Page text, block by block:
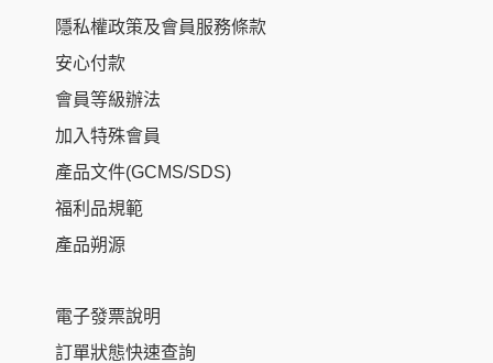
隱私權政策及會員服務條款
安心付款
會員等級辦法
加入特殊會員
產品文件(GCMS/SDS)
福利品規範
產品朔源
電子發票說明
訂單狀態快速查詢